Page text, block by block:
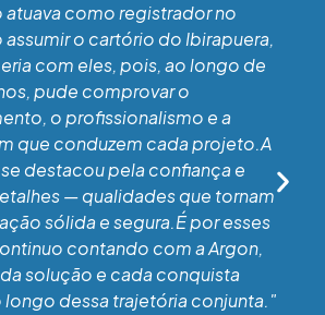
como registrador no
assumir o cartório do Ibirapuera,
com eles, pois, ao longo de
pude comprovar o
o profissionalismo e a
que conduzem cada projeto.A
destacou pela confiança e
— qualidades que tornam
sólida e segura.É por esses
contando com a Argon,
solução e cada conquista
longo dessa trajetória conjunta."